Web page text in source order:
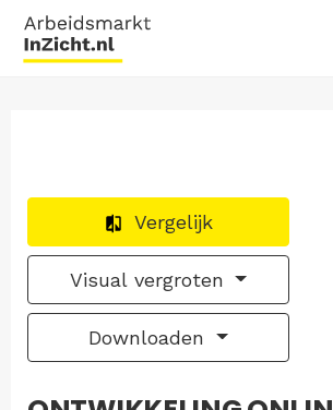
Vergelijk
Visual vergroten
Downloaden